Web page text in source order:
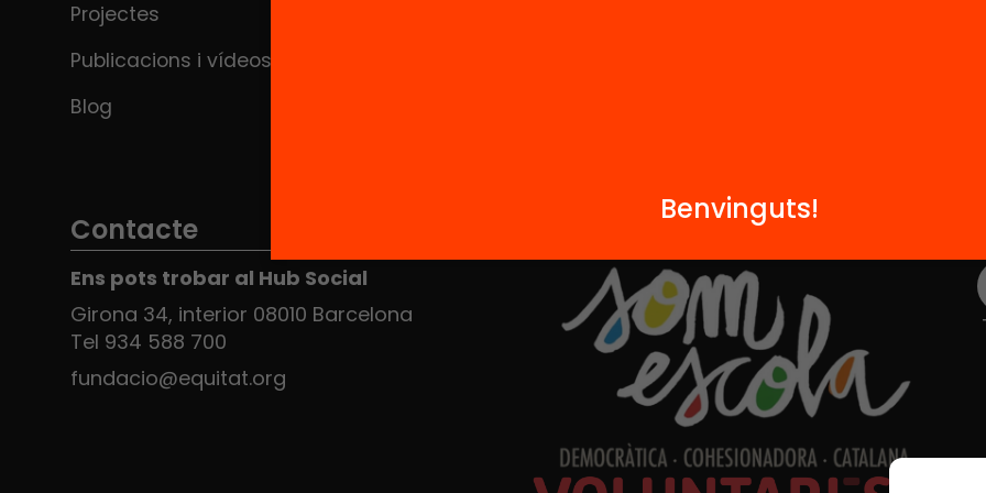
Projectes
Publicacions i vídeos
Blog
Contacte
Ens pots trobar al Hub Social
Girona 34, interior 08010 Barcelona
Tel 934 588 700
fundacio@equitat.org
Formem part de...
Benvinguts!